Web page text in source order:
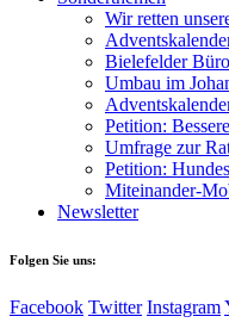
Wir retten
Bielefelder
Umbau im
Petition:
Umfrage zur
Petition:
Miteinander-
Newsletter
Folgen Sie uns:
Facebook Twitter Instagram